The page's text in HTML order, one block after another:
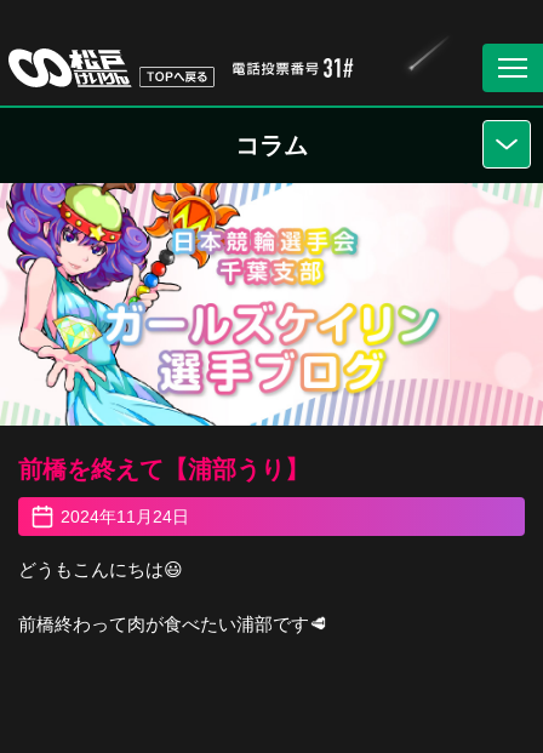
コラム
前橋を終えて【浦部うり】
2024年11月24日
どうもこんにちは😃
前橋終わって肉が食べたい浦部です🥩